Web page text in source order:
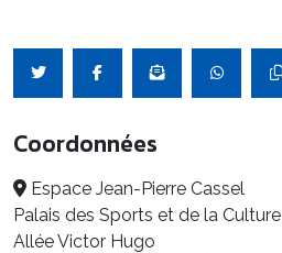
Coordonnées
Espace Jean-Pierre Cassel
Palais des Sports et de la Culture
Allée Victor Hugo